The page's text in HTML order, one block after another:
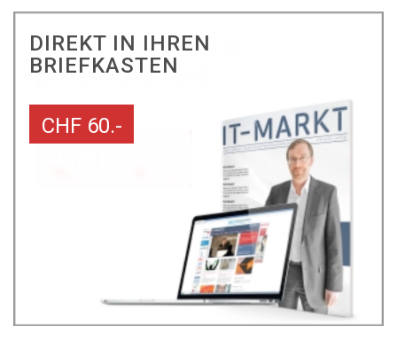
DIREKT IN IHREN
BRIEFKASTEN
CHF 60.-